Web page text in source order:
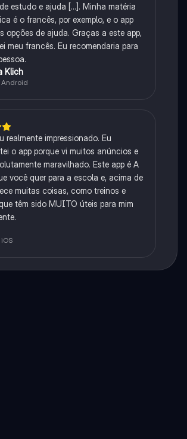
estudo e ajuda [...]. Minha matéria
é o francês, por exemplo, e o app
opções de ajuda. Graças a este app,
meu francês. Eu recomendaria para
Klich
realmente impressionado. Eu
o app porque vi muitos anúncios e
maravilhado. Este app é A
você quer para a escola e, acima de
muitas coisas, como treinos e
têm sido MUITO úteis para mim